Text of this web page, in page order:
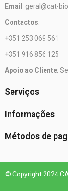
Email : geral@cat-
Contactos:
+351 253 069 561
+351 916 856 125
Apoio ao Cliente:
Serviços
Informações
Métodos de
© Copyright 2024